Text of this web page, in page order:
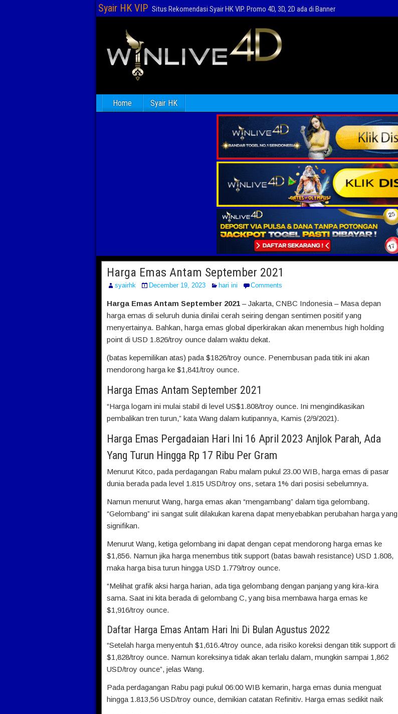
Syair HK VIP Situs Rekomendasi Syair HK VIP. Promo 4D, 3D, 2D ada di Banner
Home Syair HK
Harga Emas Antam September 2021
syairhk December 19, 2023 hari ini Comments
Harga Emas Antam September 2021 – Jakarta, CNBC Indonesia – Masa depan
harga emas di seluruh dunia dinilai cerah seiring dengan sentimen positif yang
menyertainya. Bahkan, harga emas global diperkirakan akan menembus high holding
point di USD 1.826/troy ounce dalam waktu dekat.
(batas kepemilikan atas) pada $1826/troy ounce. Penembusan pada titik ini akan
mendorong harga ke $1,841/troy ounce.
Harga Emas Antam September 2021
“Harga logam ini mulai stabil di level US$1.808/troy ounce. Ini mengindikasikan
pembalikan tren turun,” kata Wang dalam kutipannya, Kamis (2/9/2021).
Harga Emas Pergadaian Hari Ini 16 April 2023 Anjlok Parah, Ada
Yang Turun Hingga Rp 17 Ribu Per Gram
Menurut Kitco, pada perdagangan Rabu malam pukul 23.00 WIB, harga emas di pasar
dunia berada pada level 1.815 USD/troy ons, setara 1% dari posisi sebelumnya.
Namun menurut Wang, harga emas akan “mengambang” dalam tiga gelombang.
“Gelombang” ini sangat sulit dilakukan karena dapat menyebabkan perubahan harga yang
signifikan.
Menurut Wang, ketiga gelombang ini dapat dengan cepat mendorong harga emas ke
$1,856. Namun jika harga menembus titik support (batas bawah resistance) USD 1.808,
maka harga bisa turun hingga USD 1.779/troy ounce.
“Melihat grafik aksi harga harian, ada tiga gelombang dengan panjang yang kira-kira
sama. Saat ini kita berada di gelombang C, yang bisa membawa harga emas ke
$1,916/troy ounce.
Daftar Harga Emas Antam Hari Ini Di Bulan Agustus 2022
“Setelah harga menyentuh $1,616.4/troy ounce, ada risiko koreksi dengan titik support di
$1,828/troy ounce. Namun koreksinya tidak akan terlalu dalam, mungkin sampai 1,862
USD/troy ounce”, jelas Wang.
Pada perdagangan Rabu pagi pukul 06:00 WIB kemarin, harga emas dunia menguat
hingga 1.813,56 USD/troy ounce, demikian catatan Refinitiv. Harga emas sedikit naik